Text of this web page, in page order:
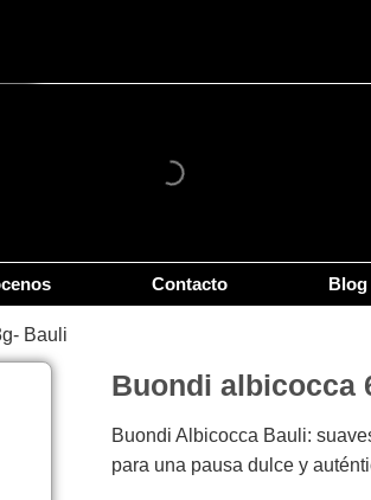
Contacto Blog
Bauli
Buondi albicocca
Buondi Albicocca Bauli:
para una pausa dulce y